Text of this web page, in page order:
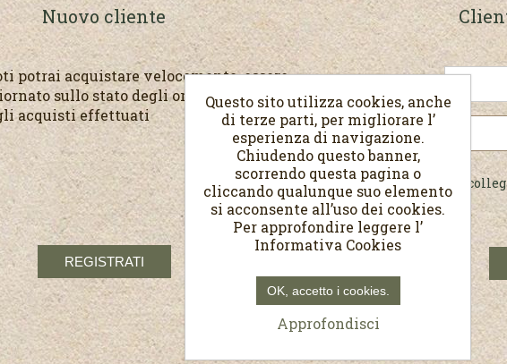
Nuovo cliente
potrai acquistare velocemente, essere
sullo stato degli ordini e rivedere
acquisti effettuati
Password:
Resta
Questo sito utilizza cookies, anche
di terze parti, per migliorare l’
esperienza di navigazione.
Chiudendo questo banner,
scorrendo questa pagina o
cliccando qualunque suo elemento
si acconsente all’uso dei cookies.
Per approfondire leggere l’
Informativa Cookies
OK, accetto i cookies.
Approfondisci